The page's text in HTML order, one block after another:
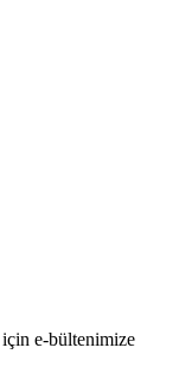
e-bültenimize